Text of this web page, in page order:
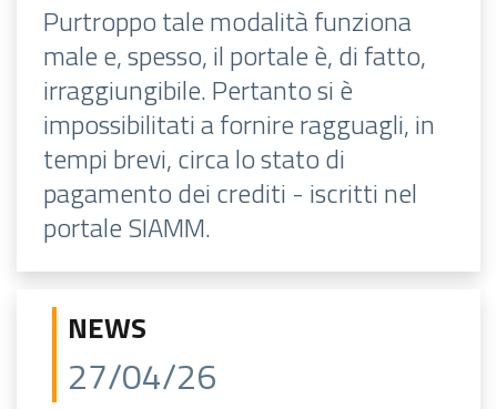
Purtroppo tale modalità funziona
male e, spesso, il portale è, di fatto,
irraggiungibile. Pertanto si è
impossibilitati a fornire ragguagli, in
tempi brevi, circa lo stato di
pagamento dei crediti - iscritti nel
portale SIAMM.
NEWS
27/04/26